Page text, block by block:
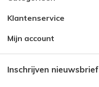
Klantenservice
Mijn account
Inschrijven nieuwsbrief